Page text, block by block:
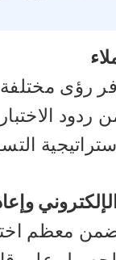
رؤى
ردود